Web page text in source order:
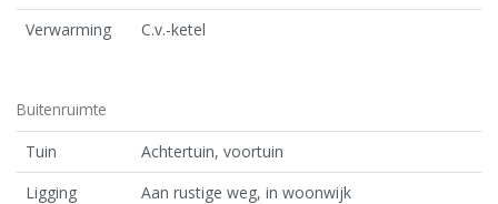
Verwarming C.v.-ketel
Buitenruimte
Tuin
Achtertuin, voortuin
Ligging
Aan rustige weg, in woonwijk